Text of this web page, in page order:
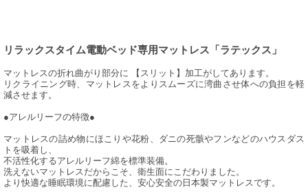
リラックスタイム電動ベッド専用マットレス「ラテックス」
マットレスの折れ曲がり部分に 【スリット】加工がしてあります。
リクライニング時、マットレスをよりスムーズに湾曲させ体への負担を軽
減させます。
●アレルリーフの特徴●
マットレスの詰め物にほこりや花粉、ダニの死骸やフンなどのハウスダス
トを吸着し、
不活性化するアレルリーフ綿を標準装備。
洗えないマットレスだからこそ、衛生面にこだわりました。
より快適な睡眠環境に配慮した、安心安全の日本製マットレスです。